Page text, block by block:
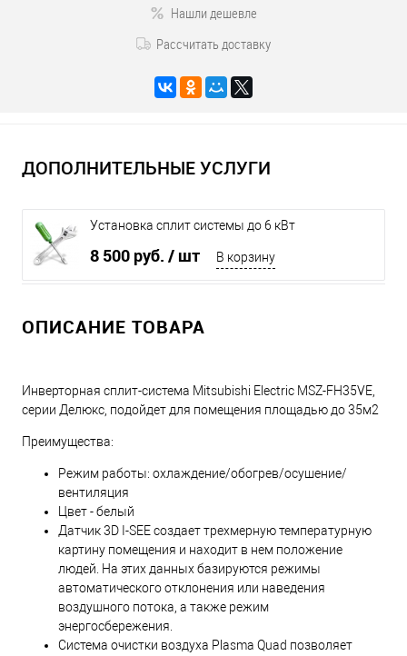
Нашли дешевле
Рассчитать доставку
ДОПОЛНИТЕЛЬНЫЕ УСЛУГИ
Установка сплит системы до 6 кВт
8 500 руб. / шт В корзину
ОПИСАНИЕ ТОВАРА
Инверторная сплит-система Mitsubishi Electric MSZ-FH35VE,
серии Делюкс, подойдет для помещения площадью до 35м2
Преимущества:
Режим работы: охлаждение/обогрев/осушение/
вентиляция
Цвет - белый
Датчик 3D I-SEE создает трехмерную температурную
картину помещения и находит в нем положение
людей. На этих данных базируются режимы
автоматического отклонения или наведения
воздушного потока, а также режим
энергосбережения.
Система очистки воздуха Plasma Quad позволяет